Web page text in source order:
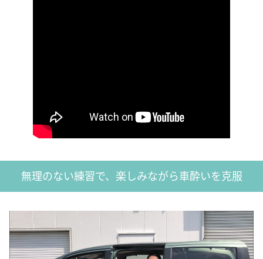
無理のない練習で、楽しみながら車酔いを克服